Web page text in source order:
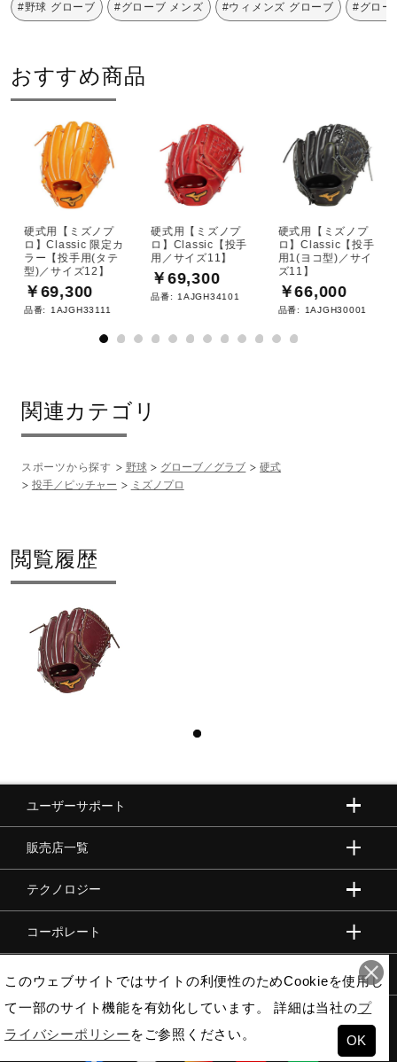
#野球 グローブ #グローブ メンズ #ウィメンズ グローブ #グロー
おすすめ商品
硬式用【ミズノプ
ロ】Classic 限定カ
ラー【投手用(タテ
型)／サイズ12】
￥69,300
品番: 1AJGH33111
硬式用【ミズノプ
ロ】Classic【投手
用／サイズ11】
￥69,300
品番: 1AJGH34101
硬式用【ミズノプ
ロ】Classic【投手
用1(ヨコ型)／サイ
ズ11】
￥66,000
品番: 1AJGH30001
関連カテゴリ
スポーツから探す 野球 グローブ／グラブ
硬式
投手／ピッチャー
ミズノプロ
閲覧履歴
ユーザーサポート
販売店一覧
テクノロジー
コーポレート
ビジネス向け
OK
このウェブサイトではサイトの利便性のためCookieを使用し
て一部のサイト機能を有効化しています。 詳細は当社のプ
ライバシーポリシー をご参照ください。